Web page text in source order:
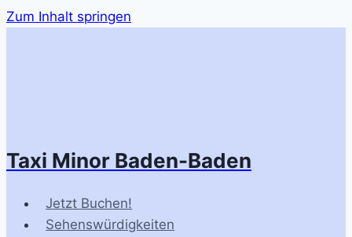
Zum Inhalt springen
Taxi Minor Baden-Baden
Jetzt Buchen!
Sehenswürdigkeiten